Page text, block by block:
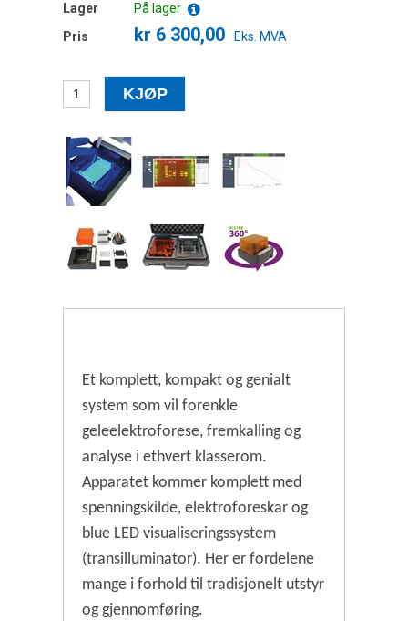
Lager
På lager
Pris
kr 6 300,00 Eks. MVA
Et komplett, kompakt og genialt
system som vil forenkle
geleelektroforese, fremkalling og
analyse i ethvert klasserom.
Apparatet kommer komplett med
spenningskilde, elektroforeskar og
blue LED visualiseringssystem
(transilluminator). Her er fordelene
mange i forhold til tradisjonelt utstyr
og gjennomføring.